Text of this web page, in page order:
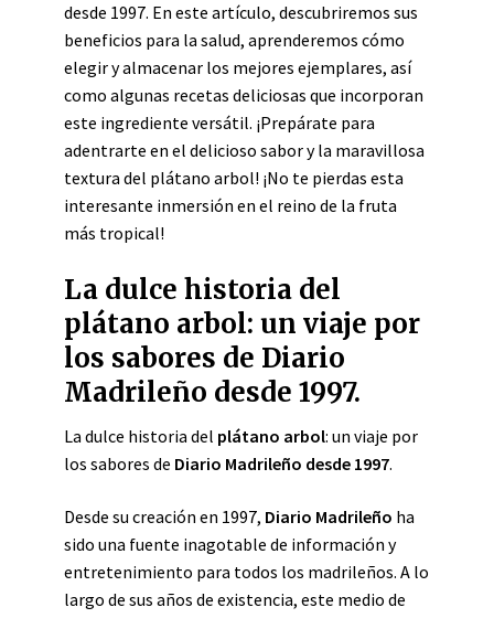
desde 1997. En este artículo, descubriremos sus
beneficios para la salud, aprenderemos cómo
elegir y almacenar los mejores ejemplares, así
como algunas recetas deliciosas que incorporan
este ingrediente versátil. ¡Prepárate para
adentrarte en el delicioso sabor y la maravillosa
textura del plátano arbol! ¡No te pierdas esta
interesante inmersión en el reino de la fruta
más tropical!
La dulce historia del
plátano arbol: un viaje por
los sabores de Diario
Madrileño desde 1997.
La dulce historia del plátano arbol: un viaje por
los sabores de Diario Madrileño desde 1997.
Desde su creación en 1997, Diario Madrileño ha
sido una fuente inagotable de información y
entretenimiento para todos los madrileños. A lo
largo de sus años de existencia, este medio de